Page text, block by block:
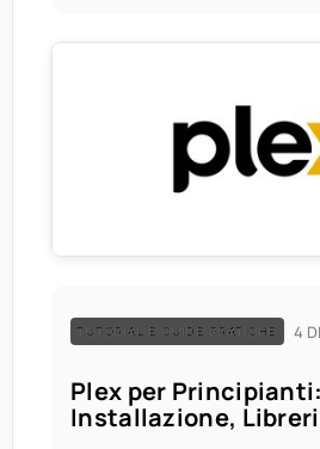
TUTORIAL E GUIDE PRATICHE 4
Plex per Principianti:
Installazione,